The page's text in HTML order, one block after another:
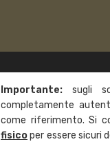
Importante: sugli
completamente
come riferimento. Si
fisicoper essere sicuri